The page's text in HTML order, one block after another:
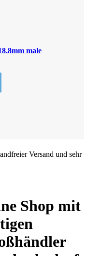
male
Versand und sehr
Shop mit